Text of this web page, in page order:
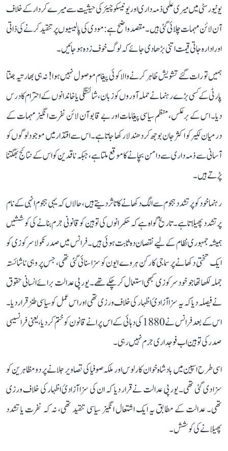
یونیورسٹی میں میری علمی ذمہ داری اور یونیسکو چیئر کی حیثیت سے میرے کردار کے خلاف
آن لائن مہمات چلائی گئی ہیں۔ مقصد واضح ہے: مودی کی پالیسیوں پر تنقید کرنے کی ذاتی
اور ادارہ جاتی قیمت اتنی بڑھا دی جائے کہ لوگ خوف زدہ ہوجائیں۔
ہمیں تو رات گئے تشویش ظاہر کرنے والا کوئی پیغام موصول نہیں ہوا! نہ ہی بھارتیہ جنتا
پارٹی کے کسی بڑے رہنما نے حملہ آوروں کو زبان، شائستگی یا خاندانوں کے احترام کا درس
دیا۔ اس کے برعکس، منظم سیاسی پیغامات اور بے قابو آن لائن نفرت انگیز مہمات کے
درمیان لکیر کو اکثر جان بوجھ کر دھندلا رکھا جاتا ہے۔ اس سے اقتدار میں موجود لوگوں کو
آسانی سے ذمہ داری سے دامن بچانے کا موقع ملتا ہے، جبکہ ناقدین کو اس کے نتائج بھگتنا
پڑتے ہیں۔
رہنما خود کو پرتشدد ہجوم سے الگ دکھانے کا تاثر دیتے ہیں، حالاں کہ یہی ہجوم انہی کے نام
پر تشدد پھیلاتا ہے۔ تاریخ گواہ ہے کہ حکمرانوں کی توہین کو قانونی جرم بنانے کی کوششیں
ہمیشہ جمہوری نظام کے لیے نقصان دہ ثابت ہوئی ہیں۔ فرانس میں صدر نکولا سرکوزی کو
ایک تختی دکھانے پر سماجی کارکن ہروے ایون کو سزا سنائی گئی تھی، جس پر وہی ناشائستہ
جملہ لکھا تھا جو خود سرکوزی کبھی استعمال کرچکے تھے۔ یورپی عدالت برائے انسانی حقوق
نے فیصلہ دیا کہ یہ سزا آزادیٔ اظہار کی خلاف ورزی تھی اور اس عمل کو سیاسی طنز قرار دیا۔
اس کے بعد فرانس نے 1880 کی دہائی کے اس پرانے قانون کو ختم کردیا، یعنی فرانسیسی
صدر کی توہین اب فوجداری جرم نہیں رہی۔
اسی طرح اسپین میں بادشاہ خوان کارلوس اور ملکہ صوفیا کی تصاویر جلانے پر دو مظاہرین کو
سزا دی گئی تھی۔ یورپی عدالت نے قرار دیا کہ ان کی سزا آزادیٔ اظہار کی خلاف ورزی
تھی۔ عدالت کے مطابق یہ ایک اشتعال انگیز سیاسی تنقید تھی، نہ کہ نفرت یا تشدد
پھیلانے کی کوشش۔